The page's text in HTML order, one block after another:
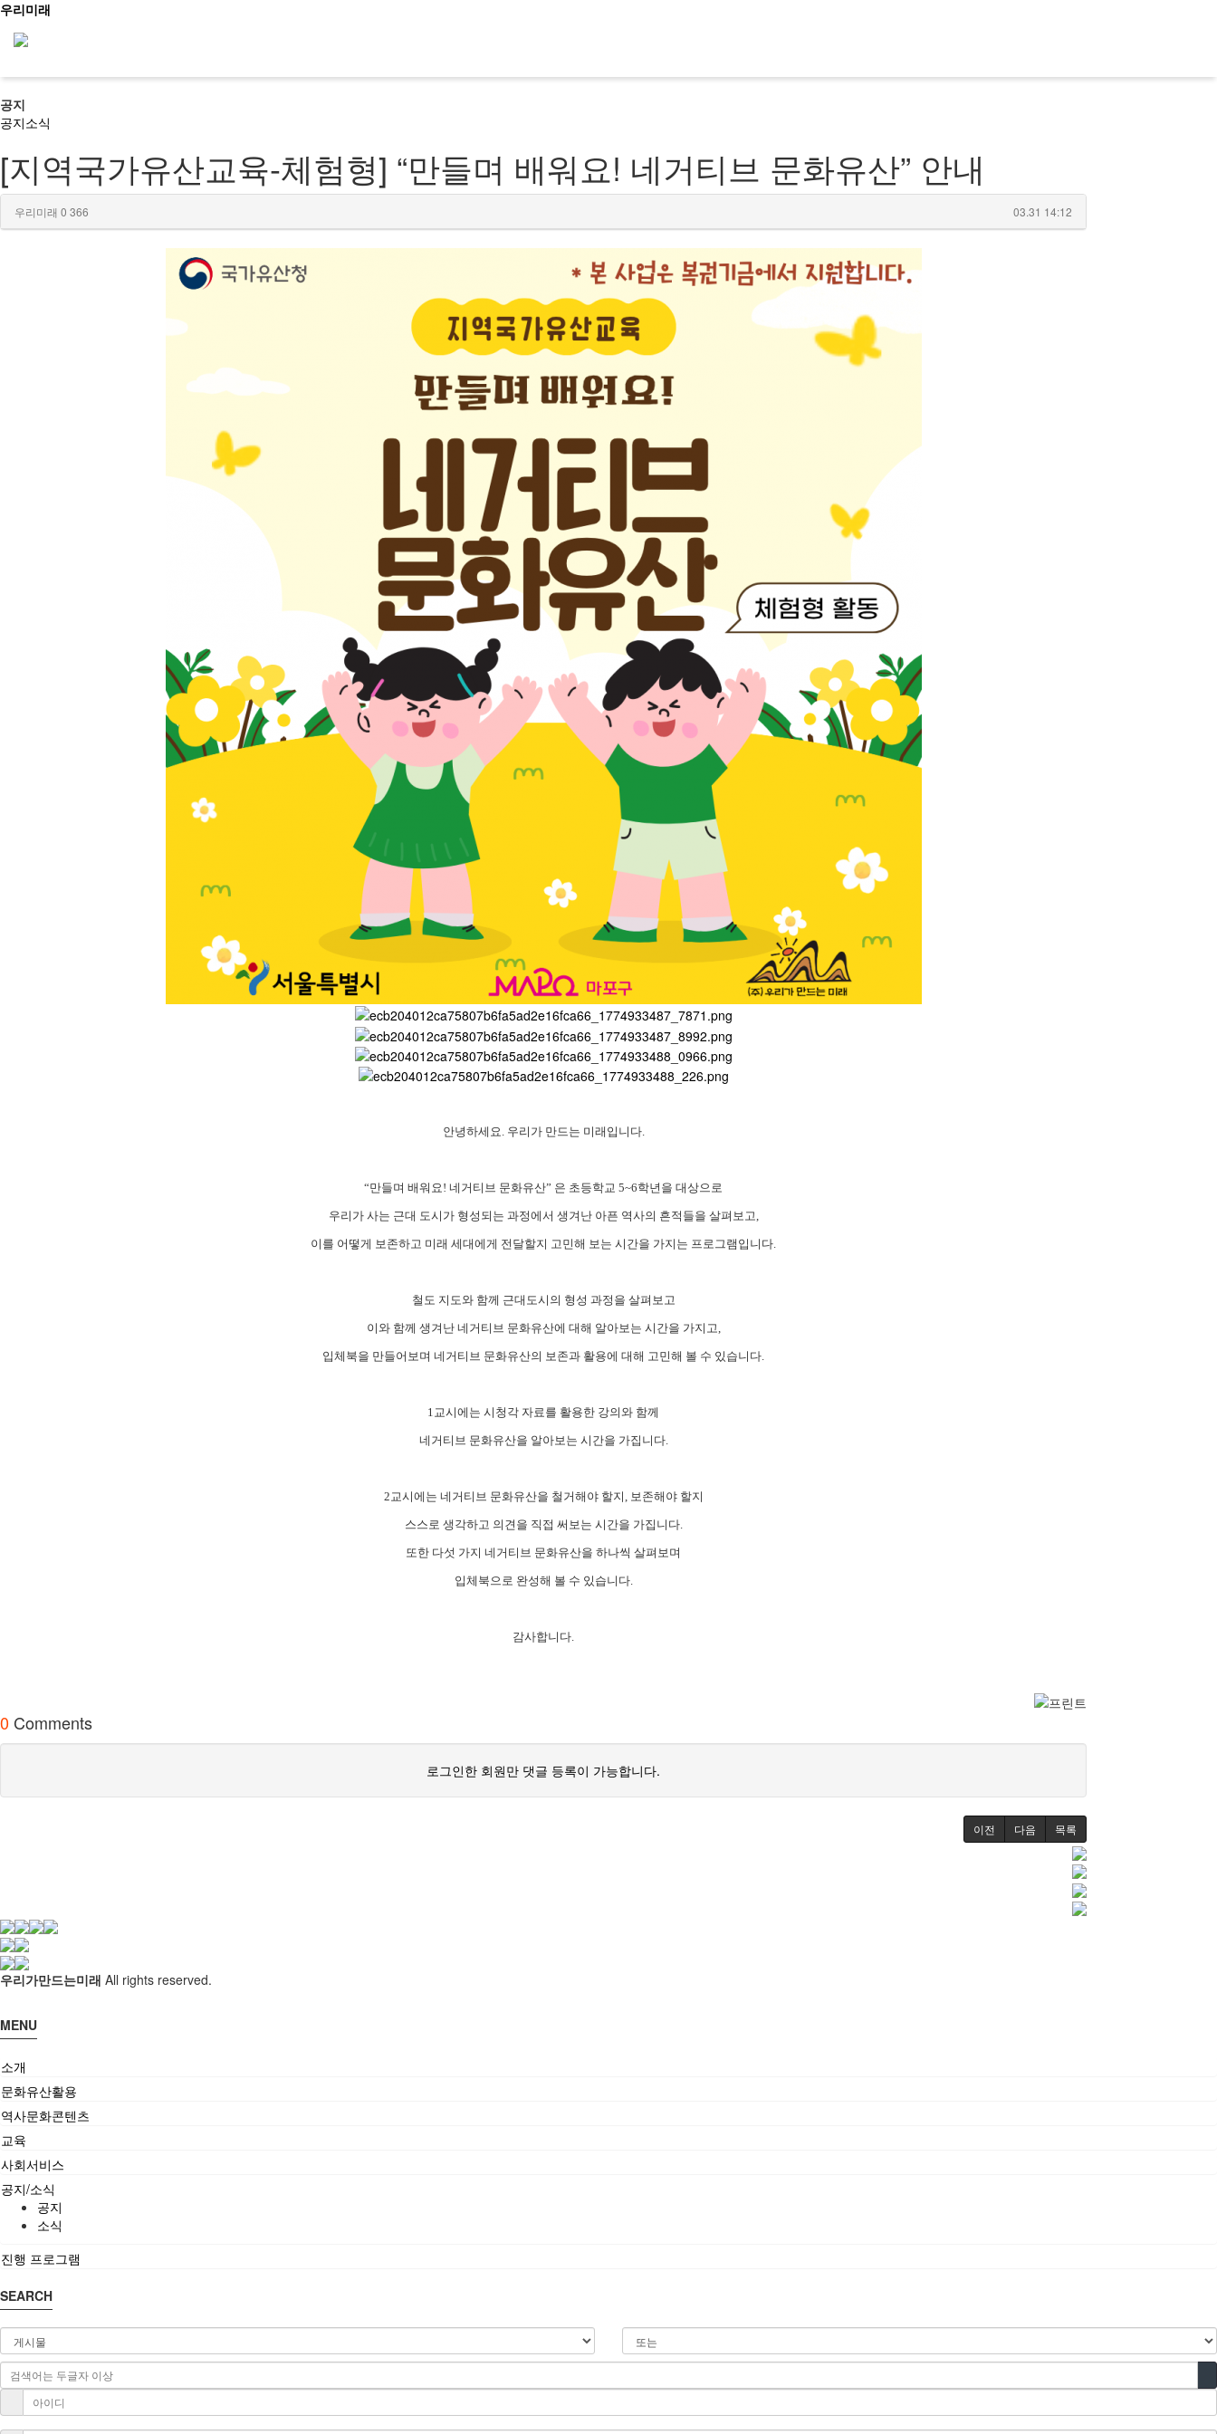
우리미래
신청문의
사이트맵
소개
공지
공지소식
[지역국가유산교육-체험형] “만들며 배워요! 네거티브 문화유산” 안내
우리미래 0 366 03.31 14:12
안녕하세요. 우리가 만드는 미래입니다.
“만들며 배워요! 네거티브 문화유산” 은 초등학교 5~6학년을 대상으로
우리가 사는 근대 도시가 형성되는 과정에서 생겨난 아픈 역사의 흔적들을 살펴보고,
이를 어떻게 보존하고 미래 세대에게 전달할지 고민해 보는 시간을 가지는 프로그램입니다.
철도 지도와 함께 근대도시의 형성 과정을 살펴보고
이와 함께 생겨난 네거티브 문화유산에 대해 알아보는 시간을 가지고,
입체북을 만들어보며 네거티브 문화유산의 보존과 활용에 대해 고민해 볼 수 있습니다.
1교시에는 시청각 자료를 활용한 강의와 함께
네거티브 문화유산을 알아보는 시간을 가집니다.
2교시에는 네거티브 문화유산을 철거해야 할지, 보존해야 할지
스스로 생각하고 의견을 직접 써보는 시간을 가집니다.
또한 다섯 가지 네거티브 문화유산을 하나씩 살펴보며
입체북으로 완성해 볼 수 있습니다.
감사합니다.
0 Comments
로그인한 회원만 댓글 등록이 가능합니다.
이전 다음 목록
우리가만드는미래 All rights reserved.
MENU
소개
문화유산활용
역사문화콘텐츠
교육
사회서비스
공지/소식
공지
소식
진행 프로그램
SEARCH